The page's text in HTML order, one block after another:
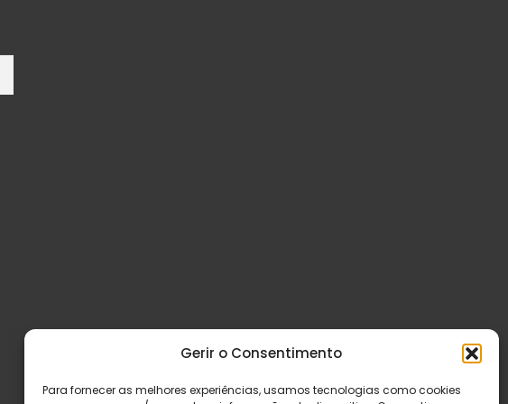
Gerir o Consentimento
Para fornecer as melhores experiências, usamos tecnologias como cookies